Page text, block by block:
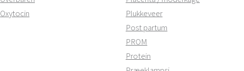
Oxytocin
Plukkeveer
Post partum
PROM
Protein